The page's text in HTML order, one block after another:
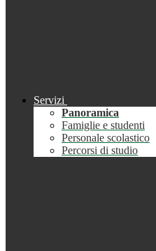
Servizi
Panoramica
Famiglie e studenti
Personale scolastico
Percorsi di studio